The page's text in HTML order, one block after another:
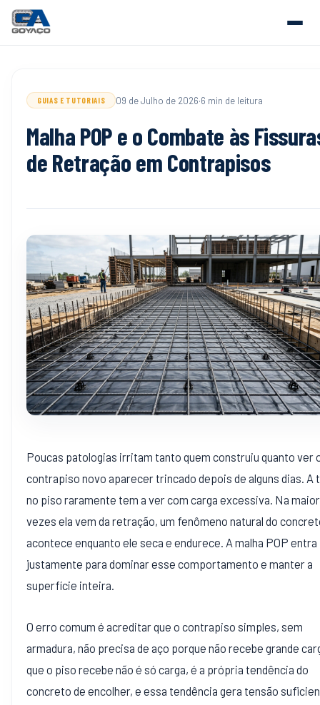
GUIAS E TUTORIAIS 09 de Julho de 2026·6 min de leitura
Malha POP e o Combate às
de Retração em Contrapisos
Poucas patologias irritam tanto quem construiu quanto ver
contrapiso novo aparecer trincado depois de alguns dias. A
no piso raramente tem a ver com carga excessiva. Na
vezes ela vem da retração, um fenômeno natural do
acontece enquanto ele seca e endurece. A malha POP entra
justamente para dominar esse comportamento e manter a
superfície inteira.
O erro comum é acreditar que o contrapiso simples, sem
armadura, não precisa de aço porque não recebe grande
que o piso recebe não é só carga, é a própria tendência do
concreto de encolher, e essa tendência gera tensão